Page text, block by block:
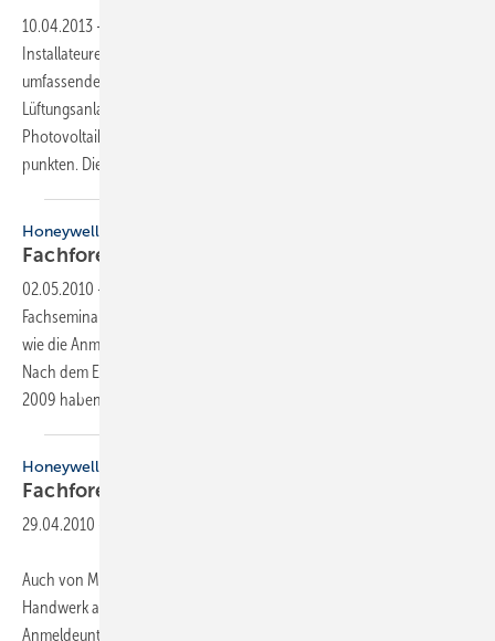
10.04.2013 -
Installateuren spannende neue Geschäftsfelder. Mit einer
umfassenden Energieberatung über eine effektive Beheizungsart,
Lüftungsanlagen mit Wärmerückgewinnung sowie innovative
Photovoltaik-Eigenverbrauchslösungen können sie bei Kunden
punkten. Die...
Honeywell
Fachforen für
02.05.2010 -
Fachseminare fürs SHK-Handwerk an. Die Termine findet man ebenso
wie die Anmeldeunterlagen unter www.honeywell-fachseminare.de.
Nach dem Erfolg der Seminare für Gebäudeenergieberater im Jahr
2009 haben sich die Hersteller Grundfos, Honeywell
Honeywell
Fachforen für
29.04.2010
Auch von Mai bis Juli bietet Honeywell wieder Fachseminare fürs SHK-
Handwerk an. Die Termine findet man ebenso wie die
Anmeldeunterlagen unter